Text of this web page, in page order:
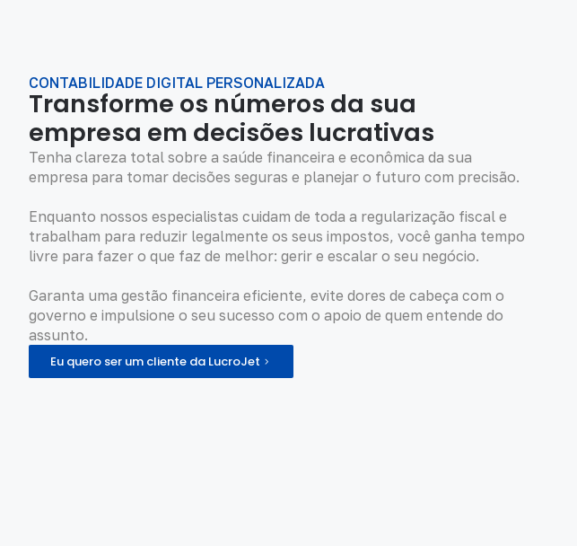
CONTABILIDADE DIGITAL PERSONALIZADA
Transforme os números da sua
empresa em decisões lucrativas
Tenha clareza total sobre a saúde financeira e econômica da sua
empresa para tomar decisões seguras e planejar o futuro com precisão.
Enquanto nossos especialistas cuidam de toda a regularização fiscal e
trabalham para reduzir legalmente os seus impostos, você ganha tempo
livre para fazer o que faz de melhor: gerir e escalar o seu negócio.
Garanta uma gestão financeira eficiente, evite dores de cabeça com o
governo e impulsione o seu sucesso com o apoio de quem entende do
assunto.
Eu quero ser um cliente da LucroJet